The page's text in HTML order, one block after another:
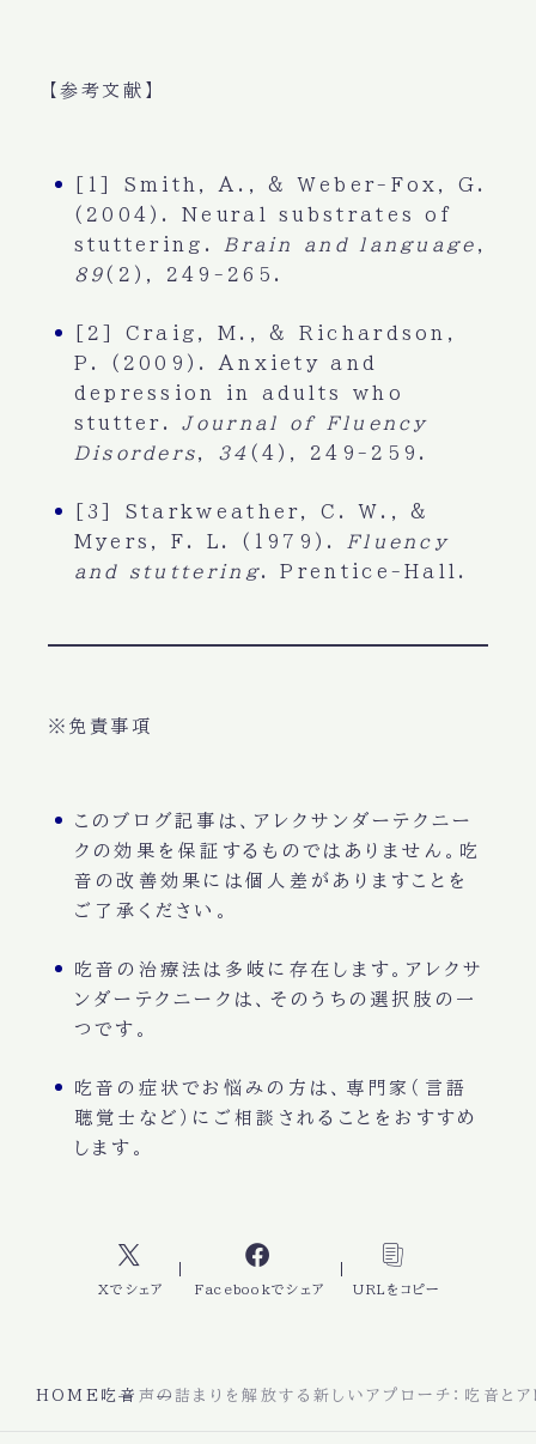
【参考文献】
[1] Smith, A., & Weber-Fox, G.
(2004). Neural substrates of
stuttering.
Brain and language ,
89 (2), 249-265.
[2] Craig, M., & Richardson,
P. (2009). Anxiety and
depression in adults who
stutter.Journal of Fluency
Disorders , 34 (4), 249-259.
[3] Starkweather, C. W., &
Myers, F. L. (1979).
Fluency
and stuttering. Prentice-Hall.
※免責事項
このブログ記事は、アレクサンダーテクニー
クの効果を保証するものではありません。吃
音の改善効果には個人差がありますことを
ご了承ください。
吃音の治療法は多岐に存在します。アレクサ
ンダーテクニークは、そのうちの選択肢の一
つです。
吃音の症状でお悩みの方は、専門家（言語
聴覚士など）にご相談されることをおすすめ
します。
Xでシェア Facebookでシェア URLをコピー
HOME 吃音 声の詰まりを解放する新しいアプローチ：吃音と